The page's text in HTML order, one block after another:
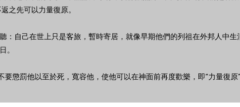
之先可以力量復原。
：自己在世上只是客旅，暫時寄居，就像早期他們的列祖在外邦人中
。
要懲罰他以至於死，寬容他，使他可以在神面前再度歡樂，即“力量復原”